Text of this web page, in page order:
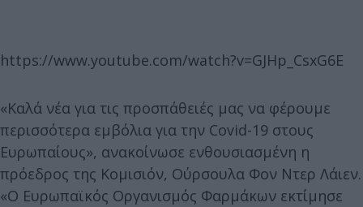
https://www.youtube.com/watch?v=GJHp_CsxG6E
«Καλά νέα για τις προσπάθειές μας να φέρουμε
περισσότερα εμβόλια για την Covid-19 στους
Ευρωπαίους», ανακοίνωσε ενθουσιασμένη η
πρόεδρος της Κομισιόν, Ούρσουλα Φον Ντερ Λάιεν.
«Ο Ευρωπαϊκός Οργανισμός Φαρμάκων εκτίμησε